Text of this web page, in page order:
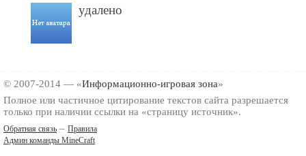
удалено
© 2007-2014 — «Информационно-игровая зона»
Полное или частичное цитирование текстов сайта разрешается
только при наличии ссылки на «страницу источник».
Обратная связь – Правила
Админ команды MineCraft